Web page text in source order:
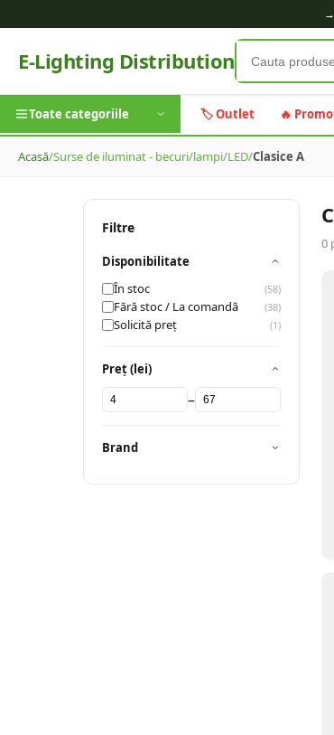
→
E-Lighting Distribution
Toate categoriile 🏷️ Outlet 🔥
Acasă/Surse de iluminat - becuri/lampi/LED/Clasice A
Filtre
Disponibilitate
În stoc
(58)
Fără stoc / La comandă (38)
Solicită preț (1)
Preț (lei)
–
Brand
0